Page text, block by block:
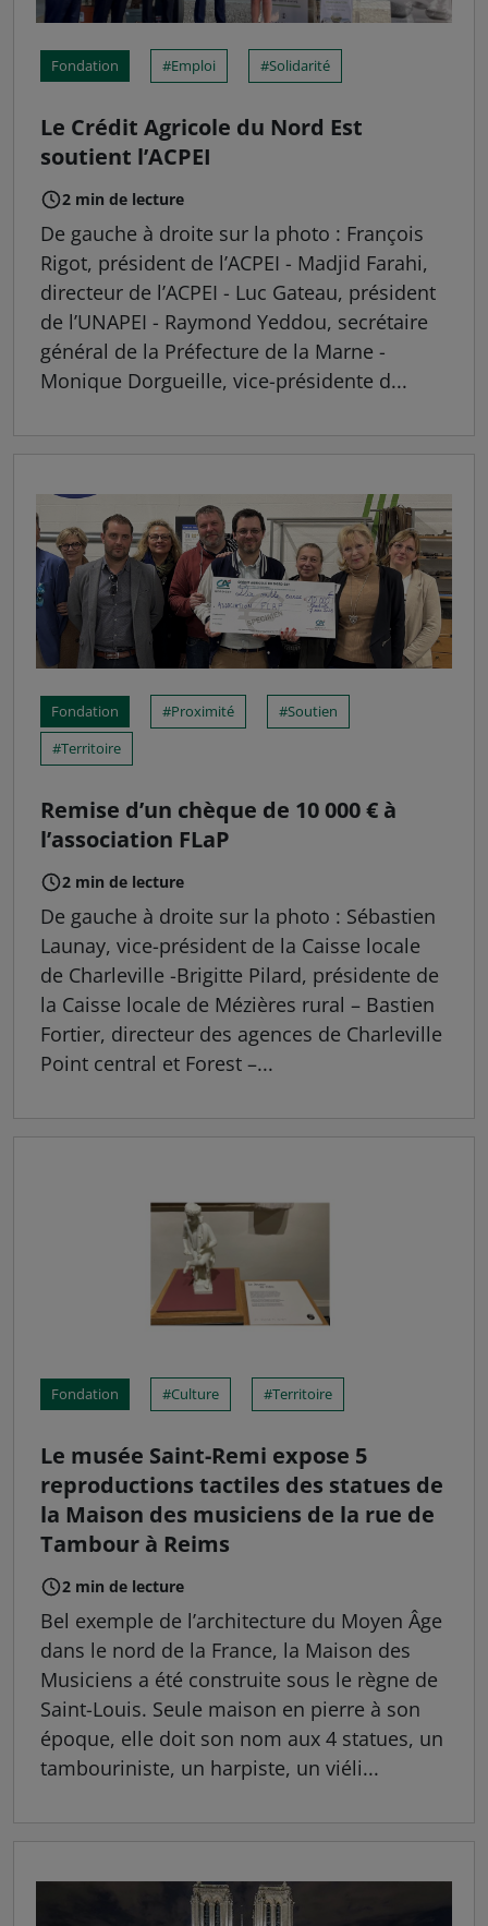
Fondation Emploi Solidarité
Le Crédit Agricole du Nord Est
soutient l’ACPEI
2 min de lecture
De gauche à droite sur la photo : François
Rigot, président de l’ACPEI - Madjid Farahi,
directeur de l’ACPEI - Luc Gateau, président
de l’UNAPEI - Raymond Yeddou, secrétaire
général de la Préfecture de la Marne -
Monique Dorgueille, vice-présidente d...
Fondation Proximité
Soutien
Territoire
Remise d’un chèque de 10 000 € à
l’association FLaP
2 min de lecture
De gauche à droite sur la photo : Sébastien
Launay, vice-président de la Caisse locale
de Charleville -Brigitte Pilard, présidente de
la Caisse locale de Mézières rural – Bastien
Fortier, directeur des agences de Charleville
Point central et Forest –...
Fondation Culture Territoire
Le musée Saint-Remi expose 5
reproductions tactiles des statues de
la Maison des musiciens de la rue de
Tambour à Reims
2 min de lecture
Bel exemple de l’architecture du Moyen Âge
dans le nord de la France, la Maison des
Musiciens a été construite sous le règne de
Saint-Louis. Seule maison en pierre à son
époque, elle doit son nom aux 4 statues, un
tambouriniste, un harpiste, un viéli...